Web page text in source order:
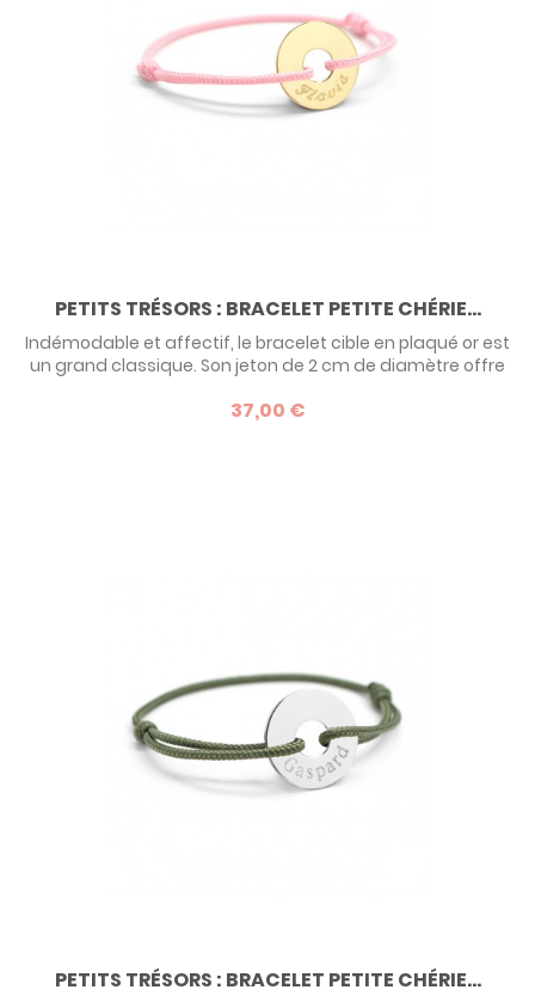
PETITS TRÉSORS : BRACELET PETITE CHÉRIE...
Indémodable et affectif, le bracelet cible en plaqué or est
un grand classique. Son jeton de 2 cm de diamètre offre
et cette version en plaqué or de très bonne qualité en fait
37,00 €
PETITS TRÉSORS : BRACELET PETITE CHÉRIE...